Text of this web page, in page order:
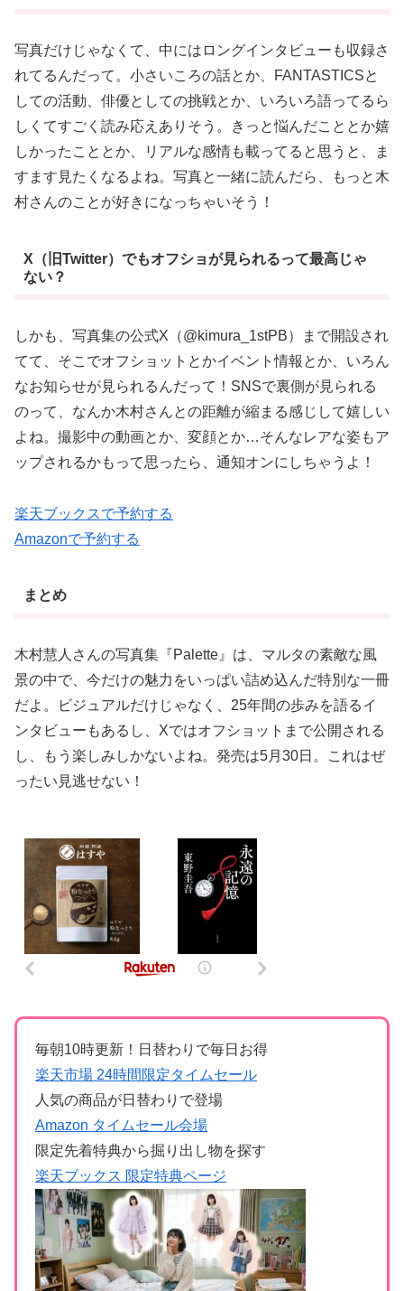
写真だけじゃなくて、中にはロングインタビューも収録さ
れてるんだって。小さいころの話とか、FANTASTICSと
しての活動、俳優としての挑戦とか、いろいろ語ってるら
しくてすごく読み応えありそう。きっと悩んだこととか嬉
しかったこととか、リアルな感情も載ってると思うと、ま
すます見たくなるよね。写真と一緒に読んだら、もっと木
村さんのことが好きになっちゃいそう！
X（旧Twitter）でもオフショが見られるって最高じゃ
ない？
しかも、写真集の公式X（@kimura_1stPB）まで開設され
てて、そこでオフショットとかイベント情報とか、いろん
なお知らせが見られるんだって！SNSで裏側が見られる
のって、なんか木村さんとの距離が縮まる感じして嬉しい
よね。撮影中の動画とか、変顔とか…そんなレアな姿もア
ップされるかもって思ったら、通知オンにしちゃうよ！
楽天ブックスで予約する
Amazonで予約する
まとめ
木村慧人さんの写真集『Palette』は、マルタの素敵な風
景の中で、今だけの魅力をいっぱい詰め込んだ特別な一冊
だよ。ビジュアルだけじゃなく、25年間の歩みを語るイ
ンタビューもあるし、Xではオフショットまで公開される
し、もう楽しみしかないよね。発売は5月30日。これはぜ
ったい見逃せない！
毎朝10時更新！日替わりで毎日お得
楽天市場 24時間限定タイムセール
人気の商品が日替わりで登場
Amazon タイムセール会場
限定先着特典から掘り出し物を探す
楽天ブックス 限定特典ページ